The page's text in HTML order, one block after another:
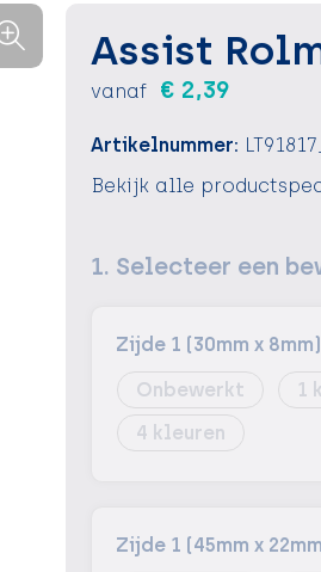
Assist
vanaf € 2,39
Artikelnummer:
Bekijk alle
1. Selecteer een
Zijde 1 (30mm x 8mm)
Onbewerkt
1
4
Zijde 1 (45mm x